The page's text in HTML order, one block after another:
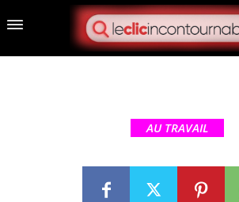
Amazon adopte
modèle de
AU TRAVAIL